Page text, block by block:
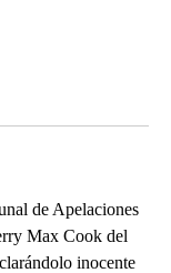
de Apelaciones
Max Cook del
inocente